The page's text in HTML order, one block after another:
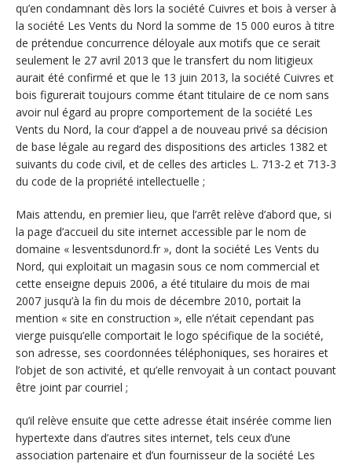
qu’en condamnant dès lors la société Cuivres et bois à verser à
la société Les Vents du Nord la somme de 15 000 euros à titre
de prétendue concurrence déloyale aux motifs que ce serait
seulement le 27 avril 2013 que le transfert du nom litigieux
aurait été confirmé et que le 13 juin 2013, la société Cuivres et
bois figurerait toujours comme étant titulaire de ce nom sans
avoir nul égard au propre comportement de la société Les
Vents du Nord, la cour d’appel a de nouveau privé sa décision
de base légale au regard des dispositions des articles 1382 et
suivants du code civil, et de celles des articles L. 713-2 et 713-3
du code de la propriété intellectuelle ;
Mais attendu, en premier lieu, que l’arrêt relève d’abord que, si
la page d’accueil du site internet accessible par le nom de
domaine « lesventsdunord.fr », dont la société Les Vents du
Nord, qui exploitait un magasin sous ce nom commercial et
cette enseigne depuis 2006, a été titulaire du mois de mai
2007 jusqu’à la fin du mois de décembre 2010, portait la
mention « site en construction », elle n’était cependant pas
vierge puisqu’elle comportait le logo spécifique de la société,
son adresse, ses coordonnées téléphoniques, ses horaires et
l’objet de son activité, et qu’elle renvoyait à un contact pouvant
être joint par courriel ;
qu’il relève ensuite que cette adresse était insérée comme lien
hypertexte dans d’autres sites internet, tels ceux d’une
association partenaire et d’un fournisseur de la société Les